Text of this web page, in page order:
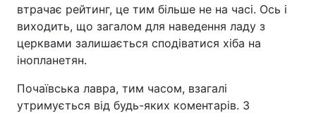
втрачає рейтинг, це тим більше не на часі. Ось і
виходить, що загалом для наведення ладу з
церквами залишається сподіватися хіба на
інопланетян.
Почаївська лавра, тим часом, взагалі
утримується від будь-яких коментарів. З